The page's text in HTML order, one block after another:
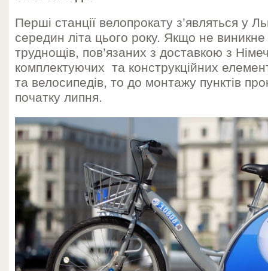
Перші станції велопрокату з’являться у
середин літа цього року. Якщо не
труднощів, пов’язаних з доставкою з
комплектуючих та конструкційних
та велосипедів, то до монтажу пунктів
початку липня.